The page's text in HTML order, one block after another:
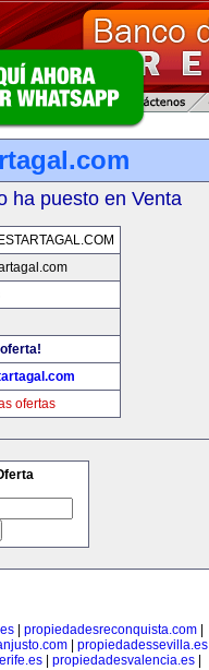
ha puesto en Venta
ofertas
propiedadesreconquista.com
| propiedadessevilla.es|
| propiedadesvalencia.es|